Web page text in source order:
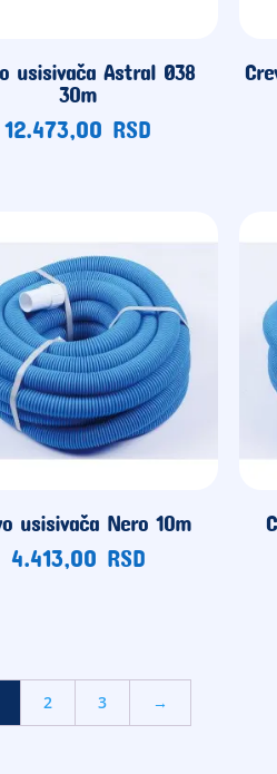
usisivača Astral Ø38
30m
12.473,00 RSD
usisivača Nero 10m
4.413,00 RSD
2 3 →